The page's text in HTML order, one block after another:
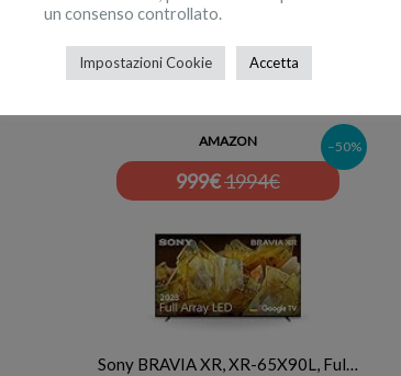
AMAZON
999€1994€
–50%
Sony BRAVIA XR, XR-65X90L, Ful…
un consenso controllato.
Impostazioni Cookie Accetta